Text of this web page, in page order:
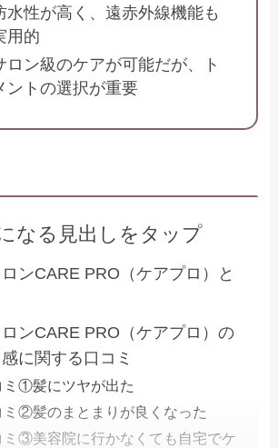
水性が高く、遠赤外線機能も
用的
ロン級のケアが可能だが、ト
ントの選択が重要
なる見出しをタップ
ンCARE PRO（ケアプロ）と
ンCARE PRO（ケアプロ）の
に関する口コミ
ミ①髪にツヤが出た
ミ②髪のまとまりが良くなった
ミ③美容院に行かなくても自宅でケ